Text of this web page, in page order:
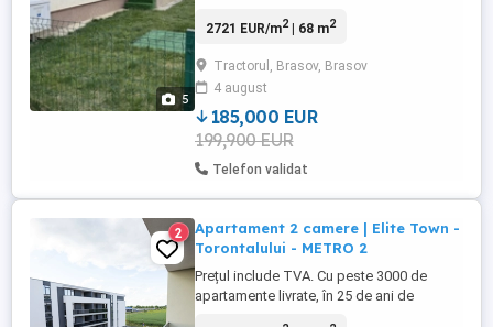
5
suprateran situat in Tractorul Brasov, intr-
afla la parterul unui bloc de 4 etaje cu lift
construit in 2017. In incinta complexului se
afla si ...
2721 EUR/m2| 68 m2
Tractorul, Brasov, Brasov
4 august
185,000 EUR
199,900 EUR
Telefon validat
2
Apartament 2 camere | Elite Town -
Torontalului - METRO 2
Prețul include TVA. Cu peste 3000 de
apartamente livrate, în 25 de ani de